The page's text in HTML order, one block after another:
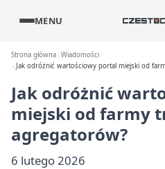
MENU
Strona główna Wiadomości
Jak odróżnić wartościowy portal miejski od
Jak odróżnić
miejski od farmy
agregatorów?
6 lutego 2026